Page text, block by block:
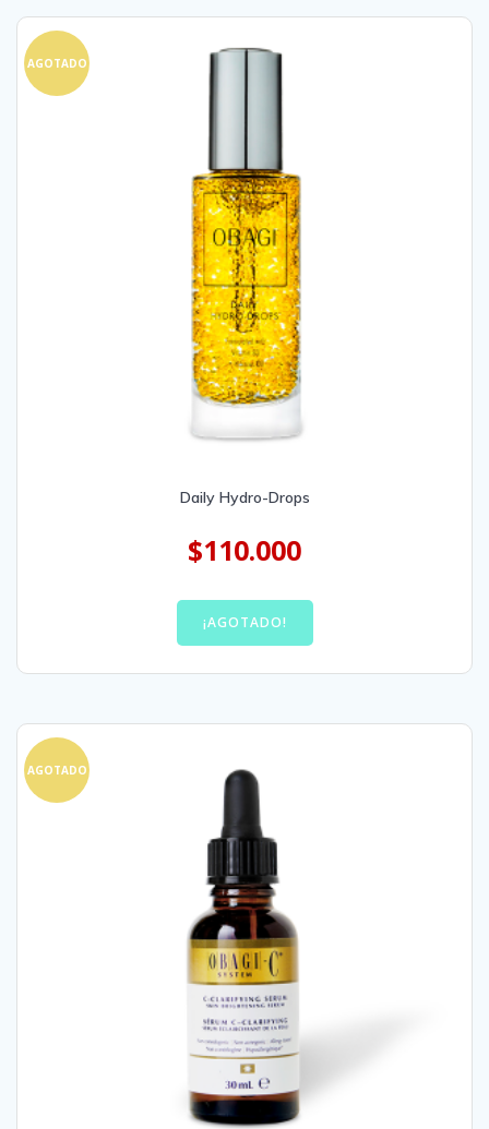
AGOTADO
Daily Hydro-Drops
$110.000
¡AGOTADO!
AGOTADO